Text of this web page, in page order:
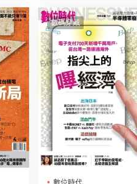
數碼穿戴
數位時代